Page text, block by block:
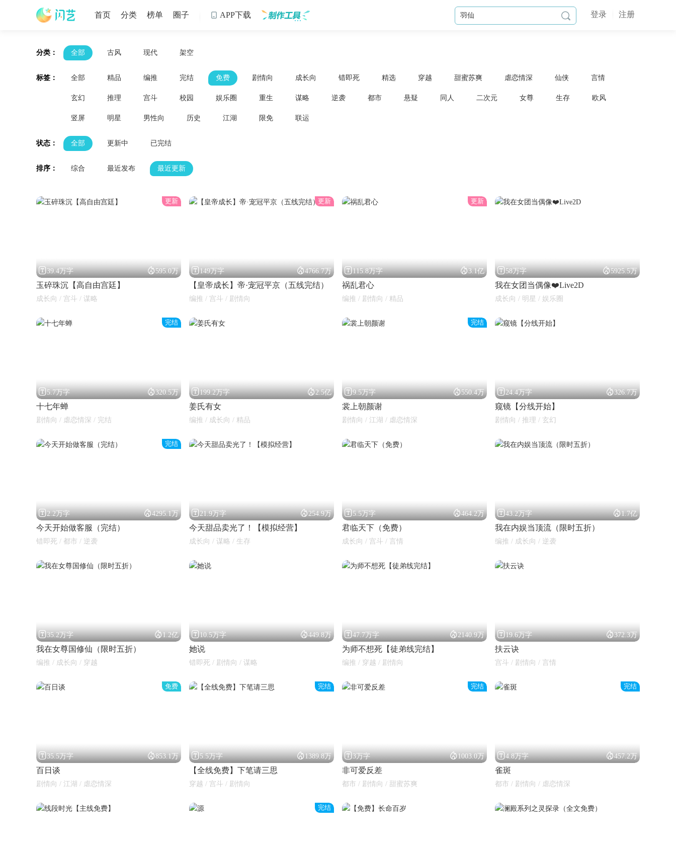
首页 分类 榜单 圈子  APP下载 登录 注册

分类： 全部 古风 现代 架空
标签： 全部 精品 编推 完结 免费 剧情向 成长向 错即死 精选 穿越 甜蜜苏爽 虐恋情深 仙侠 言情
玄幻 推理 宫斗 校园 娱乐圈 重生 谋略 逆袭 都市 悬疑 同人 二次元 女尊 生存 欧风
竖屏 明星 男性向 历史 江湖 限免 联运
状态： 全部 更新中 已完结
排序： 综合 最近发布 最近更新
更新
39.4万字 595.0万
玉碎珠沉【高自由宫廷】
成长向 / 宫斗 / 谋略
更新
149万字 4766.7万
【皇帝成长】帝·宠冠平京（五线完结）
编推 / 宫斗 / 剧情向
更新
115.8万字 3.1亿
祸乱君心
编推 / 剧情向 / 精品
58万字 5925.5万
我在女团当偶像❤️Live2D
成长向 / 明星 / 娱乐圈
完结
5.7万字 320.5万
十七年蝉
剧情向 / 虐恋情深 / 完结
199.2万字 2.5亿
姜氏有女
编推 / 成长向 / 精品
完结
9.5万字 550.4万
裳上朝颜谢
剧情向 / 江湖 / 虐恋情深
24.4万字 326.7万
窥镜【分线开始】
剧情向 / 推理 / 玄幻
完结
2.2万字 4295.1万
今天开始做客服（完结）
错即死 / 都市 / 逆袭
21.9万字 254.9万
今天甜品卖光了！【模拟经营】
成长向 / 谋略 / 生存
5.5万字 464.2万
君临天下（免费）
成长向 / 宫斗 / 言情
43.2万字 1.7亿
我在内娱当顶流（限时五折）
编推 / 成长向 / 逆袭
35.2万字 1.2亿
我在女尊国修仙（限时五折）
编推 / 成长向 / 穿越
10.5万字 449.8万
她说
错即死 / 剧情向 / 谋略
47.7万字 2140.9万
为师不想死【徒弟线完结】
编推 / 穿越 / 剧情向
19.6万字 372.3万
扶云诀
宫斗 / 剧情向 / 言情
免费
35.5万字 853.1万
百日谈
剧情向 / 江湖 / 虐恋情深
完结
5.5万字 1389.8万
【全线免费】下笔请三思
穿越 / 宫斗 / 剧情向
完结
3万字 1003.0万
非可爱反差
都市 / 剧情向 / 甜蜜苏爽
完结
4.8万字 457.2万
雀斑
都市 / 剧情向 / 虐恋情深
完结